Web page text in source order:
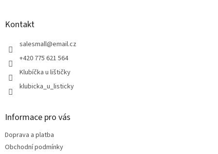
Kontakt
salesmall@email.cz
+420 775 621 564
Klubíčka u lištičky
klubicka_u_listicky
Informace pro vás
Doprava a platba
Obchodní podmínky